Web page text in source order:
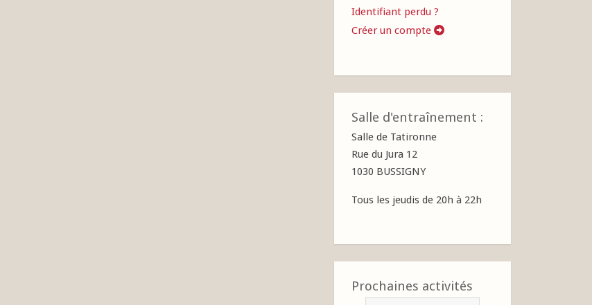
Identifiant perdu ?
Créer un compte
Salle d'entraînement :
Salle de Tatironne
Rue du Jura 12
1030 BUSSIGNY
Tous les jeudis de 20h à 22h
Prochaines activités